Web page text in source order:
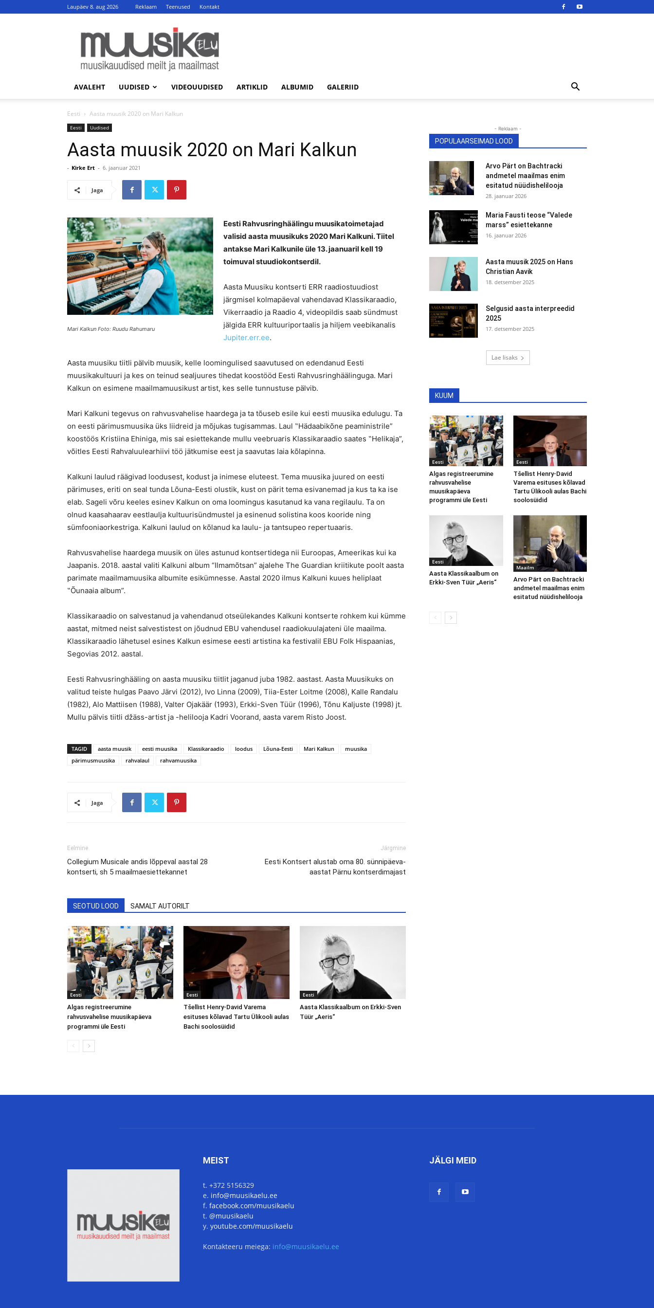
Laupäev 8. aug 2026 Reklaam Teenused Kontakt
MuusikaElu
AVALEHT UUDISED VIDEOUUDISED ARTIKLID ALBUMID GALERIID
Eesti Aasta muusik 2020 on Mari Kalkun
Eesti Uudised
Aasta muusik 2020 on Mari Kalkun
- Kirke Ert - 6. jaanuar 2021
Jaga
Mari Kalkun Foto: Ruudu Rahumaru
Eesti Rahvusringhäälingu muusikatoimetajad
valisid aasta muusikuks 2020 Mari Kalkuni. Tiitel
antakse Mari Kalkunile üle 13. jaanuaril kell 19
toimuval stuudiokontserdil.
Aasta Muusiku kontserti ERR raadiostuudiost
järgmisel kolmapäeval vahendavad Klassikaraadio,
Vikerraadio ja Raadio 4, videopildis saab sündmust
jälgida ERR kultuuriportaalis ja hiljem veebikanalis
Jupiter.err.ee.
Aasta muusiku tiitli pälvib muusik, kelle loomingulised saavutused on edendanud Eesti
muusikakultuuri ja kes on teinud sealjuures tihedat koostööd Eesti Rahvusringhäälinguga. Mari
Kalkun on esimene maailmamuusikust artist, kes selle tunnustuse pälvib.
Mari Kalkuni tegevus on rahvusvahelise haardega ja ta tõuseb esile kui eesti muusika edulugu. Ta
on eesti pärimusmuusika üks liidreid ja mõjukas tugisammas. Laul ‟Hädaabikõne peaministrile”
koostöös Kristiina Ehiniga, mis sai esiettekande mullu veebruaris Klassikaraadio saates ‟Helikaja”,
võitles Eesti Rahvaluulearhiivi töö jätkumise eest ja saavutas laia kõlapinna.
Kalkuni laulud räägivad loodusest, kodust ja inimese eluteest. Tema muusika juured on eesti
pärimuses, eriti on seal tunda Lõuna-Eesti olustik, kust on pärit tema esivanemad ja kus ta ka ise
elab. Sageli võru keeles esinev Kalkun on oma loomingus kasutanud ka vana regilaulu. Ta on
olnud kaasahaarav eestlaulja kultuurisündmustel ja esinenud solistina koos kooride ning
sümfooniaorkestriga. Kalkuni laulud on kõlanud ka laulu- ja tantsupeo repertuaaris.
Rahvusvahelise haardega muusik on üles astunud kontsertidega nii Euroopas, Ameerikas kui ka
Jaapanis. 2018. aastal valiti Kalkuni album “Ilmamõtsan” ajalehe The Guardian kriitikute poolt aasta
parimate maailmamuusika albumite esikümnesse. Aastal 2020 ilmus Kalkuni kuues heliplaat
‟Õunaaia album”.
Klassikaraadio on salvestanud ja vahendanud otseülekandes Kalkuni kontserte rohkem kui kümme
aastat, mitmed neist salvestistest on jõudnud EBU vahendusel raadiokuulajateni üle maailma.
Klassikaraadio lähetusel esines Kalkun esimese eesti artistina ka festivalil EBU Folk Hispaanias,
Segovias 2012. aastal.
Eesti Rahvusringhääling on aasta muusiku tiitlit jaganud juba 1982. aastast. Aasta Muusikuks on
valitud teiste hulgas Paavo Järvi (2012), Ivo Linna (2009), Tiia-Ester Loitme (2008), Kalle Randalu
(1982), Alo Mattiisen (1988), Valter Ojakäär (1993), Erkki-Sven Tüür (1996), Tõnu Kaljuste (1998) jt.
Mullu pälvis tiitli džäss-artist ja -helilooja Kadri Voorand, aasta varem Risto Joost.
TAGID aasta muusik eesti muusika Klassikaraadio loodus Lõuna-Eesti Mari Kalkun
muusika
pärimusmuusika
rahvalaul rahvamuusika
Jaga
Eelmine
Collegium Musicale andis lõppeval aastal 28
kontserti, sh 5 maailmaesiettekannet
Järgmine
Eesti Kontsert alustab oma 80. sünnipäeva-
aastat Pärnu kontserdimajast
SEOTUD LOOD SAMALT AUTORILT
Eesti
Algas registreerumine
rahvusvahelise muusikapäeva
programmi üle Eesti
Eesti
Tšellist Henry-David Varema
esituses kõlavad Tartu Ülikooli aulas
Bachi soolosüidid
Eesti
Aasta Klassikaalbum on Erkki-Sven
Tüür „Aeris“
- Reklaam -
POPULAARSEIMAD LOOD
Arvo Pärt on Bachtracki
andmetel maailmas enim
esitatud nüüdishelilooja
28. jaanuar 2026
Maria Fausti teose “Valede
marss” esiettekanne
16. jaanuar 2026
Aasta muusik 2025 on Hans
Christian Aavik
18. detsember 2025
Selgusid aasta interpreedid
2025
17. detsember 2025
Lae lisaks
KUUM
Eesti
Algas registreerumine
rahvusvahelise
muusikapäeva
programmi üle Eesti
Eesti
Tšellist Henry-David
Varema esituses kõlavad
Tartu Ülikooli aulas Bachi
soolosüidid
Eesti
Aasta Klassikaalbum on
Erkki-Sven Tüür „Aeris“
Maailm
Arvo Pärt on Bachtracki
andmetel maailmas enim
esitatud nüüdishelilooja
MEIST
t. +372 5156329
e. info@muusikaelu.ee
f. facebook.com/muusikaelu
t. @muusikaelu
y. youtube.com/muusikaelu
Kontakteeru meiega: info@muusikaelu.ee
JÄLGI MEID